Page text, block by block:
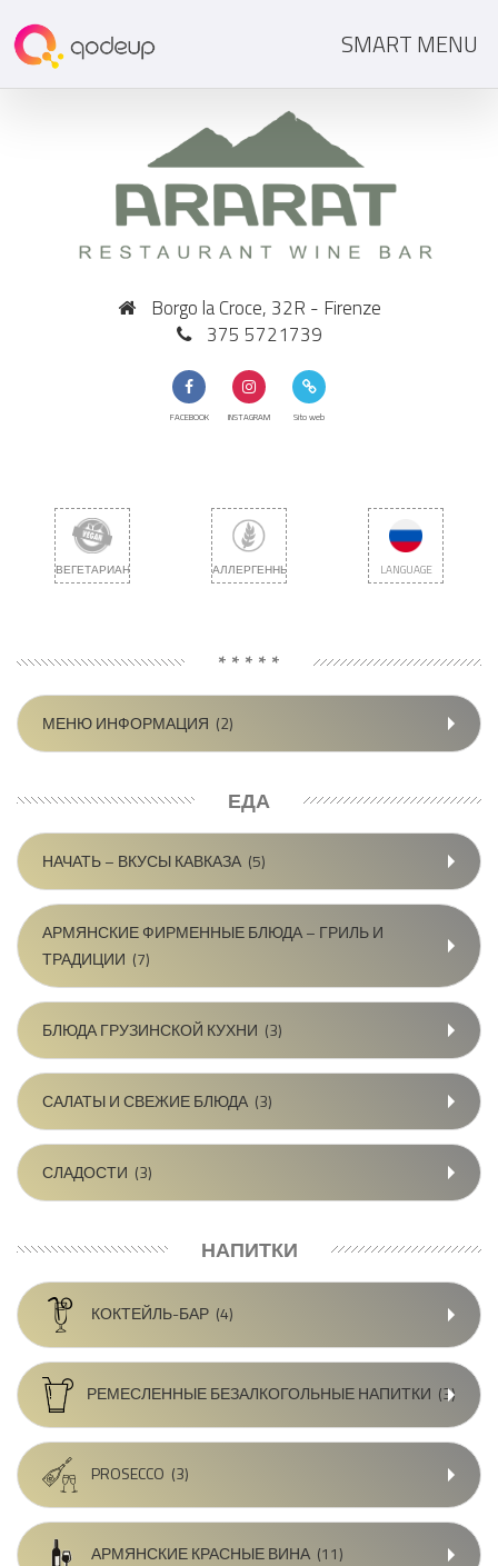
SMART MENU
Borgo la Croce, 32R - Firenze
375 5721739
FACEBOOK INSTAGRAM Sito web
ВЕГЕТАРИАНЕЦ АЛЛЕРГЕННЫЙ LANGUAGE
* * * * *
МЕНЮ ИНФОРМАЦИЯ (2)
ЕДА
НАЧАТЬ – ВКУСЫ КАВКАЗА (5)
АРМЯНСКИЕ ФИРМЕННЫЕ БЛЮДА – ГРИЛЬ И
ТРАДИЦИИ (7)
БЛЮДА ГРУЗИНСКОЙ КУХНИ (3)
САЛАТЫ И СВЕЖИЕ БЛЮДА (3)
СЛАДОСТИ (3)
НАПИТКИ
КОКТЕЙЛЬ-БАР (4)
РЕМЕСЛЕННЫЕ БЕЗАЛКОГОЛЬНЫЕ НАПИТКИ (3)
PROSECCO (3)
АРМЯНСКИЕ КРАСНЫЕ ВИНА (11)